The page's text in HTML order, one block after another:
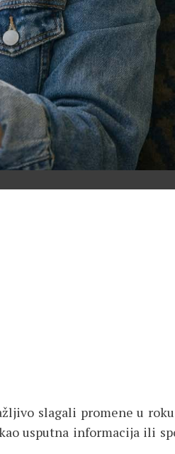
slagali promene u
usputna informacija ili